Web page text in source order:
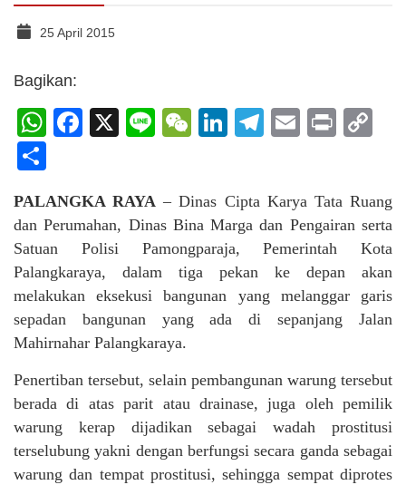
25 April 2015
Bagikan:
WhatsApp
Facebook
X LineWeChat
LinkedIn
Telegram
Email
Print
PALANGKA RAYA – Dinas Cipta Karya Tata Ruang
dan Perumahan, Dinas Bina Marga dan Pengairan serta
Satuan Polisi Pamongparaja, Pemerintah Kota
Palangkaraya, dalam tiga pekan ke depan akan
melakukan eksekusi bangunan yang melanggar garis
sepadan bangunan yang ada di sepanjang Jalan
Mahirnahar Palangkaraya.
Penertiban tersebut, selain pembangunan warung tersebut
berada di atas parit atau drainase, juga oleh pemilik
warung kerap dijadikan sebagai wadah prostitusi
terselubung yakni dengan berfungsi secara ganda sebagai
warung dan tempat prostitusi, sehingga sempat diprotes